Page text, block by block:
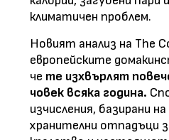
климатичен проблем.
Новият анализ на The
европейските
че те изхвърлят
човек всяка година.
изчисления, базирани
хранителни отпадъци